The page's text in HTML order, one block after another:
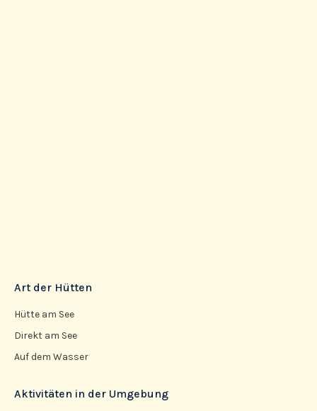
Art der Hütten
Hütte am See
Direkt am See
Auf dem Wasser
Aktivitäten in der Umgebung